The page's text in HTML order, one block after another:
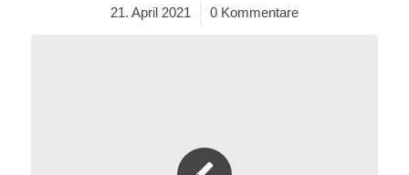
21. April 2021
/ 0 Kommentare